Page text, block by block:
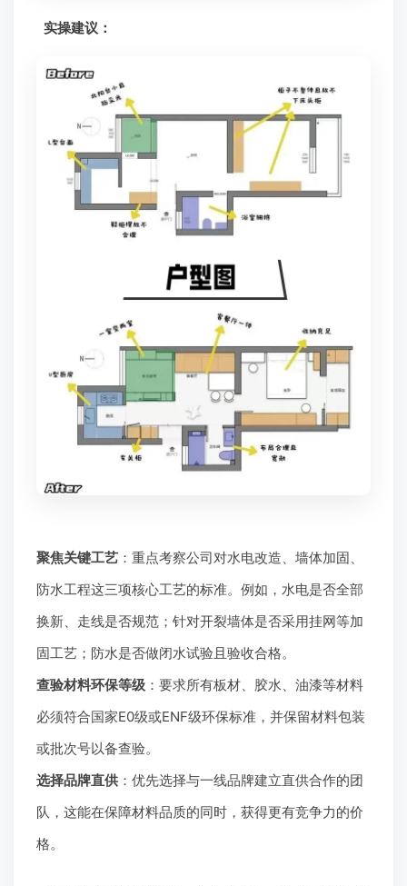
实操建议：
聚焦关键工艺 ：重点考察公司对水电改造、墙体加固、
防水工程这三项核心工艺的标准。例如，水电是否全部
换新、走线是否规范；针对开裂墙体是否采用挂网等加
固工艺；防水是否做闭水试验且验收合格。
查验材料环保等级 ：要求所有板材、胶水、油漆等材料
必须符合国家E0级或ENF级环保标准，并保留材料包装
或批次号以备查验。
选择品牌直供 ：优先选择与一线品牌建立直供合作的团
队，这能在保障材料品质的同时，获得更有竞争力的价
格。